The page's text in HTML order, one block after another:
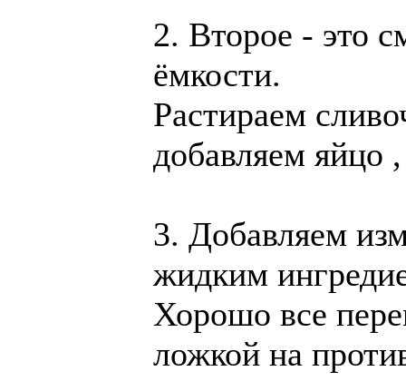
2. Второе - это
ёмкости.
Растираем
добавляем яйцо
3. Добавляем
жидким
Хорошо все
ложкой на